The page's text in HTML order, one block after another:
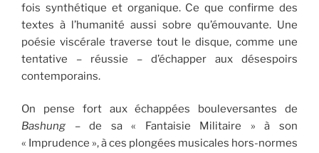
fois synthétique et organique. Ce que confirme des
textes à l’humanité aussi sobre qu’émouvante. Une
poésie viscérale traverse tout le disque, comme une
tentative – réussie – d’échapper aux désespoirs
contemporains.
On pense fort aux échappées bouleversantes de
Bashung – de sa « Fantaisie Militaire » à son
« Imprudence », à ces plongées musicales hors-normes